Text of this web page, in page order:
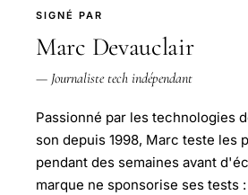
SIGNÉ PAR
Marc Devauclair
— Journaliste tech indépendant
Passionné par les technologies
son depuis 1998, Marc teste les
pendant des semaines avant
marque ne sponsorise ses tests